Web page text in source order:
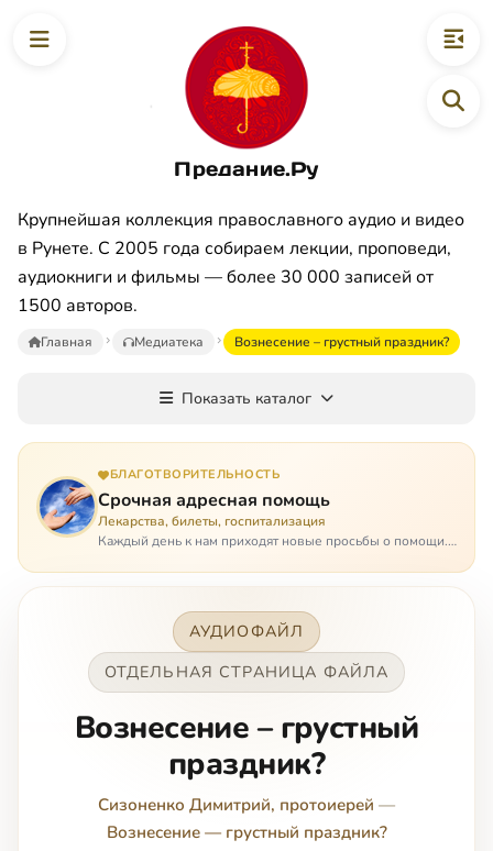
Предание.Ру
Крупнейшая коллекция православного аудио и видео
в Рунете. С 2005 года собираем лекции, проповеди,
аудиокниги и фильмы — более 30 000 записей от
1500 авторов.
Главная Медиатека Вознесение – грустный праздник?
Показать каталог
БЛАГОТВОРИТЕЛЬНОСТЬ
Срочная адресная помощь
Лекарства, билеты, госпитализация
Каждый день к нам приходят новые просьбы о помощи.
она нужна была вчера: в приеме лекарств образовался
АУДИОФАЙЛ
ОТДЕЛЬНАЯ СТРАНИЦА ФАЙЛА
Вознесение – грустный
праздник?
Сизоненко Димитрий, протоиерей —
Вознесение — грустный праздник?